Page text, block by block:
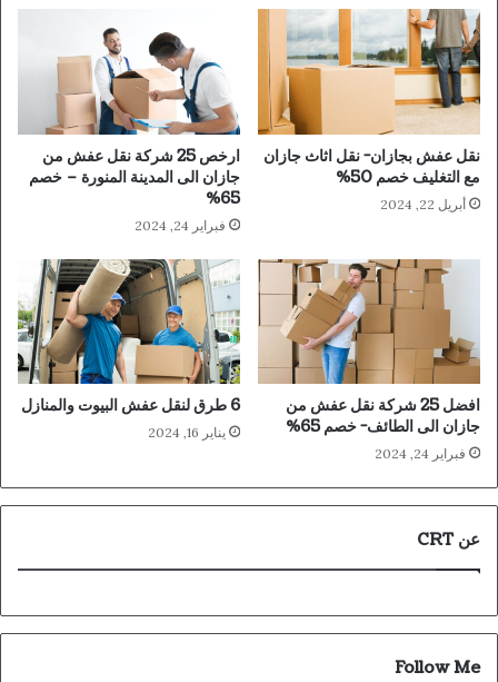
نقل عفش بجازان- نقل اثاث جازان
مع التغليف خصم 50%
أبريل 22, 2024
ارخص 25 شركة نقل عفش من
جازان الى المدينة المنورة – خصم
65%
فبراير 24, 2024
افضل 25 شركة نقل عفش من
جازان الى الطائف- خصم 65%
فبراير 24, 2024
6 طرق لنقل عفش البيوت والمنازل
يناير 16, 2024
عن CRT
Follow Me